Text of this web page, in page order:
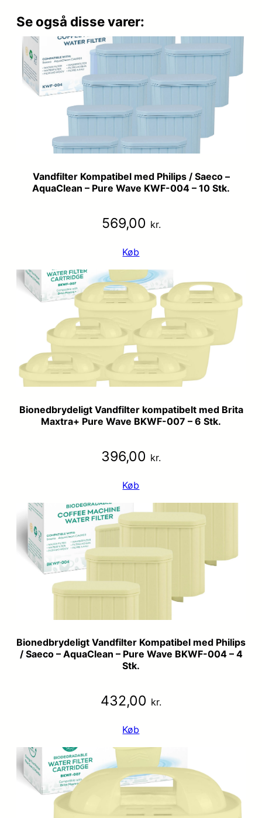
Se også disse varer:
Vandfilter Kompatibel med Philips / Saeco –
AquaClean – Pure Wave KWF-004 – 10 Stk.
569,00 kr.
Køb
Bionedbrydeligt Vandfilter kompatibelt med Brita
Maxtra+ Pure Wave BKWF-007 – 6 Stk.
396,00 kr.
Køb
Bionedbrydeligt Vandfilter Kompatibel med Philips
/ Saeco – AquaClean – Pure Wave BKWF-004 – 4
Stk.
432,00 kr.
Køb